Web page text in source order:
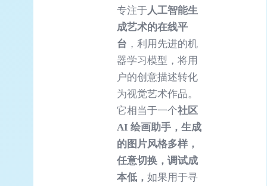
专注于人工智能生
成艺术的在线平
台 ，利用先进的机
器学习模型，将用
户的创意描述转化
为视觉艺术作品。
它相当于一个社区
AI 绘画助手，生成
的图片风格多样，
任意切换，调试成
本低， 如果用于寻